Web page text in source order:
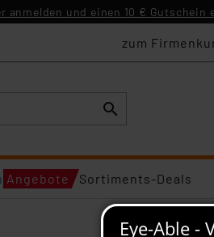
anmelden und einen 10 € Gutschein
zum
Angebote Sortiments-Deals